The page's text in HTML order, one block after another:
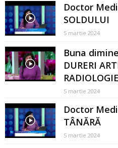
Doctor
SOLDULUI
5 martie 2024
Buna
DURERI
5 martie 2024
Doctor
TÂNĂRĂ
5 martie 2024